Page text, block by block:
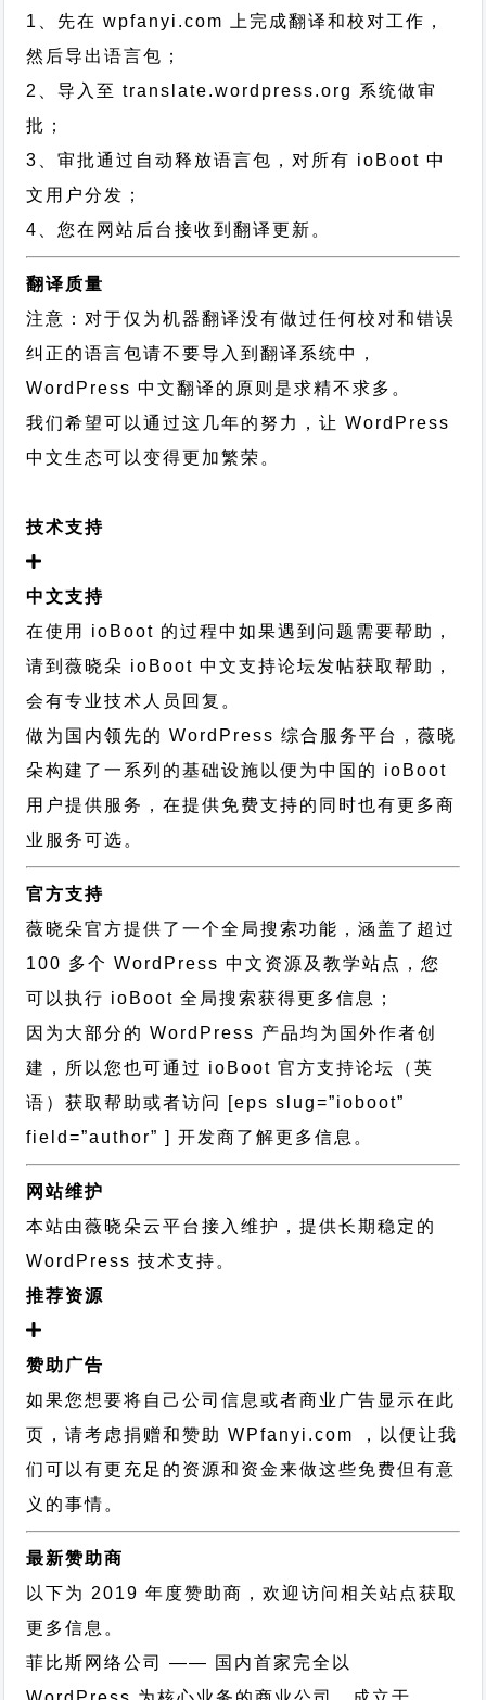
1、先在 wpfanyi.com 上完成翻译和校对工作，
然后导出语言包；
2、导入至 translate.wordpress.org 系统做审
批；
3、审批通过自动释放语言包，对所有 ioBoot 中
文用户分发；
4、您在网站后台接收到翻译更新。
翻译质量
注意：对于仅为机器翻译没有做过任何校对和错误
纠正的语言包请不要导入到翻译系统中，
WordPress 中文翻译的原则 是求精不求多。
我们希望可以通过这几年的努力，让 WordPress
中文生态可以变得更加繁荣。
技术支持
中文支持
在使用 ioBoot 的过程中如果遇到问题需要帮助，
请到薇晓朵 ioBoot 中文支持论坛发帖获取帮助，
会有专业技术人员回复。
做为国内领先的 WordPress 综合服务平台，薇晓
朵构建了一系列的基础设施以便为中国的 ioBoot
用户提供服务，在提供免费支持的同时也有更多商
业服务可选。
官方支持
薇晓朵官方提供了一个全局搜索功能，涵盖了超过
100 多个 WordPress 中文资源及教学站点，您
可以执行 ioBoot 全局搜索获得更多信息；
因为大部分的 WordPress 产品均为国外作者创
建，所以您也可通过 ioBoot 官方支持论坛
（英
语）获取帮助或者访问 [eps slug=”ioboot”
field=”author” ] 开发商了解更多信息。
网站维护
本站由薇晓朵云平台接入维护，提供长期稳定的
WordPress 技术支持 。
推荐资源
赞助广告
如果您想要将自己公司信息或者商业广告显示在此
页，请考虑捐赠和赞助 WPfanyi.com ，以便让我
们可以有更充足的资源和资金来做这些免费但有意
义的事情。
最新赞助商
以下为 2019 年度赞助商，欢迎访问相关站点获取
更多信息。
菲比斯网络公司
—— 国内首家完全以